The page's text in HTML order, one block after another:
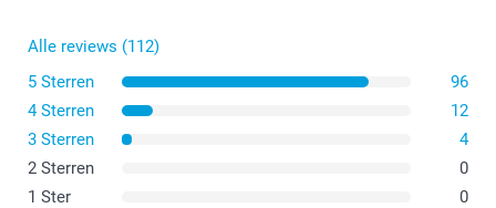
Alle reviews (112)
5 Sterren
96
4 Sterren
12
3 Sterren
4
2 Sterren
0
1 Ster
0